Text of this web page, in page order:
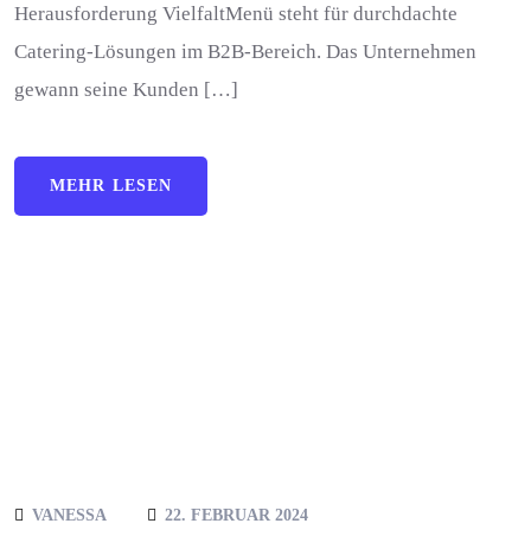
Herausforderung VielfaltMenü steht für durchdachte
Catering-Lösungen im B2B-Bereich. Das Unternehmen
gewann seine Kunden […]
MEHR LESEN
VANESSA 22. FEBRUAR 2024